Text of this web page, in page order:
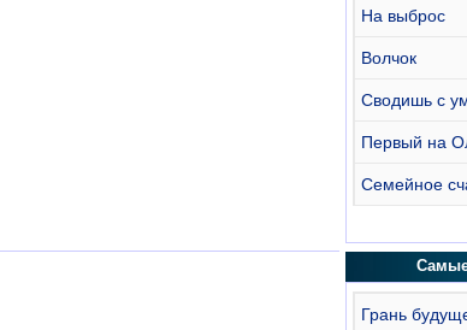
На выброс
Волчок
Сводишь с
Первый на
Семейное
Грань